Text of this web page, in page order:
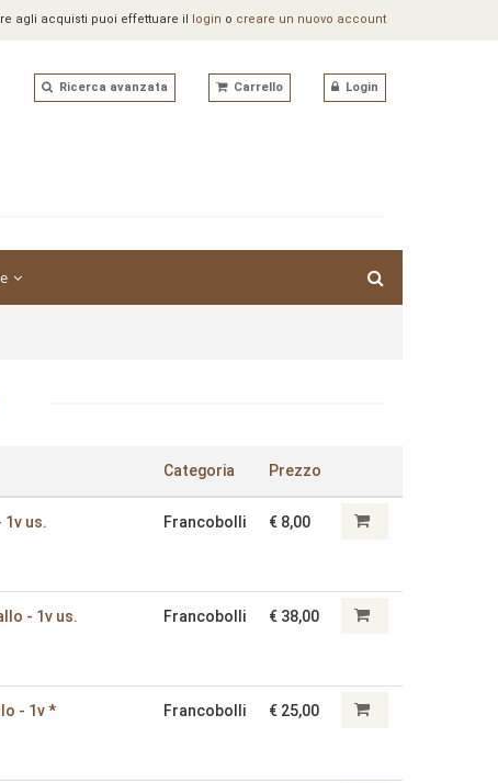
agli acquisti puoi effettuare il login o creare un nuovo account
Ricerca avanzata Carrello Login
Categoria Prezzo
1v us. Francobolli € 8,00
- 1v us. Francobolli € 38,00
- 1v * Francobolli € 25,00